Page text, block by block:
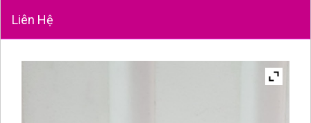
Liên Hệ